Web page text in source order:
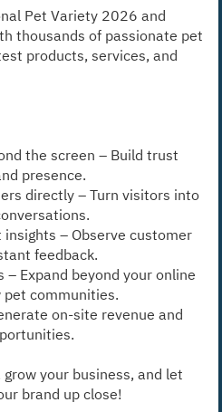
Pet Variety 2026 and
thousands of passionate pet
products, services, and
the screen – Build trust
presence.
directly – Turn visitors into
– Observe customer
feedback.
– Expand beyond your online
communities.
on-site revenue and
your business, and let
brand up close!